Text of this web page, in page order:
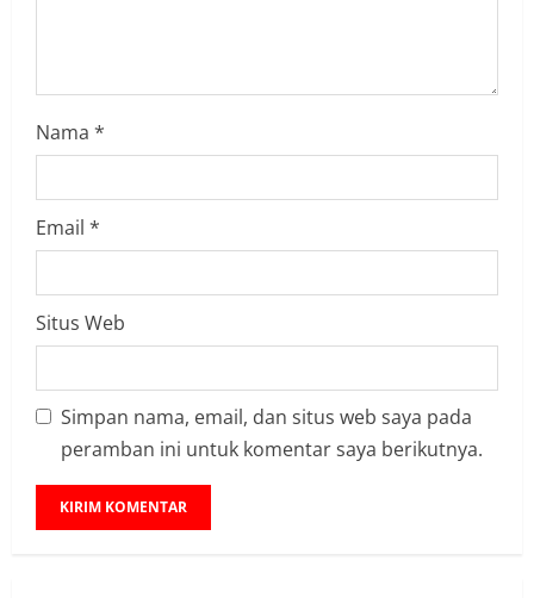
Nama *
Email *
Situs Web
Simpan nama, email, dan situs web saya pada
peramban ini untuk komentar saya berikutnya.